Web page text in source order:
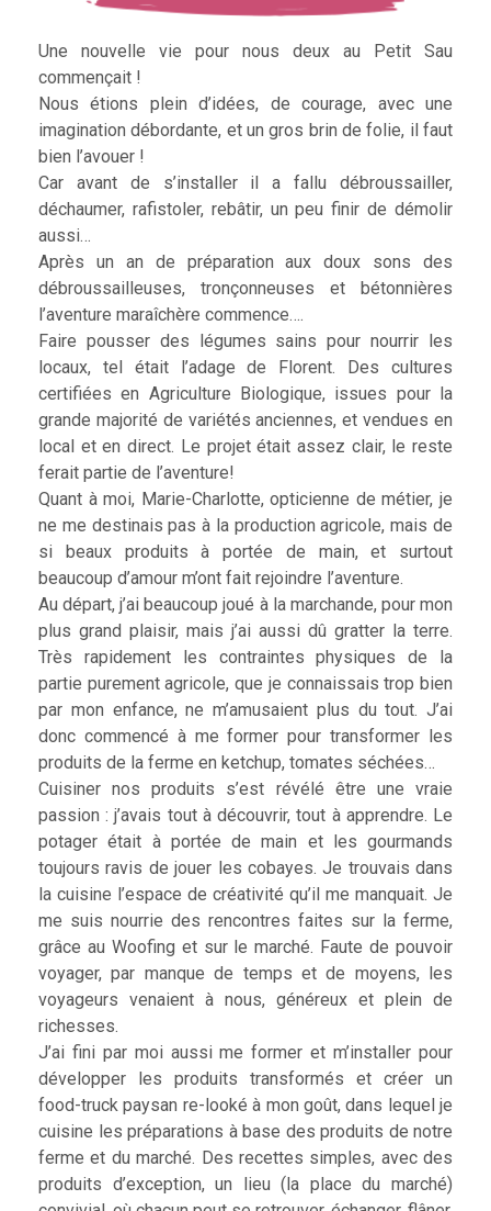
Une nouvelle vie pour nous deux au Petit Sau
commençait !
Nous étions plein d’idées, de courage, avec une
imagination débordante, et un gros brin de folie, il faut
bien l’avouer !
Car avant de s’installer il a fallu débroussailler,
déchaumer, rafistoler, rebâtir, un peu finir de démolir
aussi…
Après un an de préparation aux doux sons des
débroussailleuses, tronçonneuses et bétonnières
l’aventure maraîchère commence….
Faire pousser des légumes sains pour nourrir les
locaux, tel était l’adage de Florent. Des cultures
certifiées en Agriculture Biologique, issues pour la
grande majorité de variétés anciennes, et vendues en
local et en direct. Le projet était assez clair, le reste
ferait partie de l’aventure!
Quant à moi, Marie-Charlotte, opticienne de métier, je
ne me destinais pas à la production agricole, mais de
si beaux produits à portée de main, et surtout
beaucoup d’amour m’ont fait rejoindre l’aventure.
Au départ, j’ai beaucoup joué à la marchande, pour mon
plus grand plaisir, mais j’ai aussi dû gratter la terre.
Très rapidement les contraintes physiques de la
partie purement agricole, que je connaissais trop bien
par mon enfance, ne m’amusaient plus du tout. J’ai
donc commencé à me former pour transformer les
produits de la ferme en ketchup, tomates séchées…
Cuisiner nos produits s’est révélé être une vraie
passion : j’avais tout à découvrir, tout à apprendre. Le
potager était à portée de main et les gourmands
toujours ravis de jouer les cobayes. Je trouvais dans
la cuisine l’espace de créativité qu’il me manquait. Je
me suis nourrie des rencontres faites sur la ferme,
grâce au Woofing et sur le marché. Faute de pouvoir
voyager, par manque de temps et de moyens, les
voyageurs venaient à nous, généreux et plein de
richesses.
J’ai fini par moi aussi me former et m’installer pour
développer les produits transformés et créer un
food-truck paysan re-looké à mon goût, dans lequel je
cuisine les préparations à base des produits de notre
ferme et du marché. Des recettes simples, avec des
produits d’exception, un lieu (la place du marché)